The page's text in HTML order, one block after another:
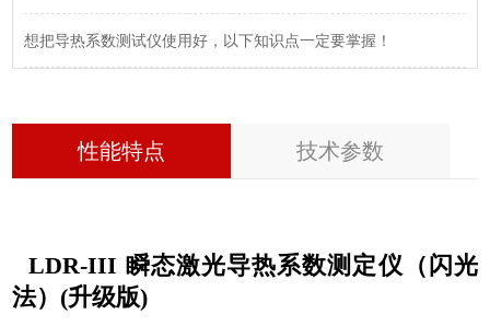
想把导热系数测试仪使用好，以下知识点一定要掌握！
性能特点 技术参数
LDR-III 瞬态激光导热系数测定仪（闪光
法）(升级版)